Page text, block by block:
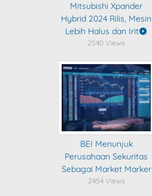
Mitsubishi Xpander
Hybrid 2024 Rilis, Mesin
Lebih Halus dan Irit
2540 Views
BEI Menunjuk
Perusahaan Sekuritas
Sebagai Market Marker
2454 Views